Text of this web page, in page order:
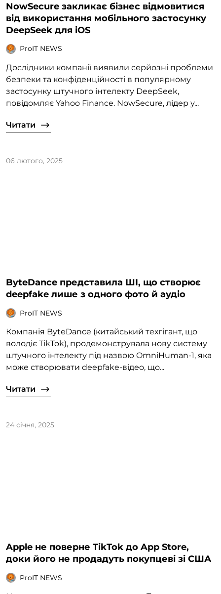
NowSecure закликає бізнес відмовитися
від використання мобільного застосунку
DeepSeek для iOS
ProIT NEWS
Дослідники компанії виявили серйозні проблеми
безпеки та конфіденційності в популярному
застосунку штучного інтелекту DeepSeek,
повідомляє Yahoo Finance. NowSecure, лідер у...
Читати
06 лютого, 2025
ByteDance представила ШІ, що створює
deepfake лише з одного фото й аудіо
ProIT NEWS
Компанія ByteDance (китайський техгігант, що
володіє TikTok), продемонструвала нову систему
штучного інтелекту під назвою OmniHuman-1, яка
може створювати deepfake-відео, що...
Читати
24 січня, 2025
Apple не поверне TikTok до App Store,
доки його не продадуть покупцеві зі США
ProIT NEWS